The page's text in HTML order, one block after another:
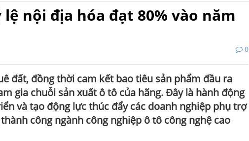
nội địa hóa đạt 80% vào năm
0
đất, đồng thời cam kết bao tiêu sản phẩm đầu ra
gia chuỗi sản xuất ô tô của hãng. Đây là hành động
và tạo động lực thúc đẩy các doanh nghiệp phụ trợ
công ngành công nghiệp ô tô công nghệ cao